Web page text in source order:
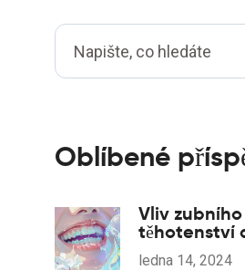
Oblíbené
Vliv
těhotenství
komplikace
ledna 14, 2024